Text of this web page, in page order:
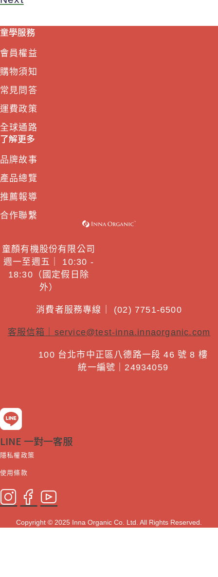
童學服務
會員權益
購物須知
常見問答
運費政策
全球通路
了解更多
品牌故事
產品總覽
推薦報導
合作聯繫
童顏有機股份有限公司
週一至週五｜ 10:30 -
18:30（國定假日除
外）
消費者服務專線｜ (02) 7751-6500
客服信箱｜ service@test-inna.innaorganic.com
100 台北市中正區八德路一段 46 號 8 樓
統一編號｜24934059
LINE 一對一客服
隱私權政策
使用條款
Copyright © 2025 Inna Organic Co. Ltd. All Rights Reserved.